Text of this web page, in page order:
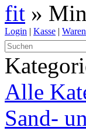
fit »
Login | Kasse |
Alle
Sand-